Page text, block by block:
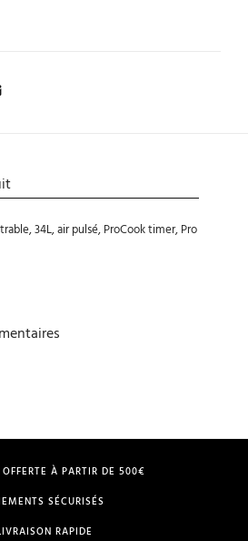
34L, air pulsé, ProCook timer, Pro
À PARTIR DE 500€
SÉCURISÉS
RAPIDE